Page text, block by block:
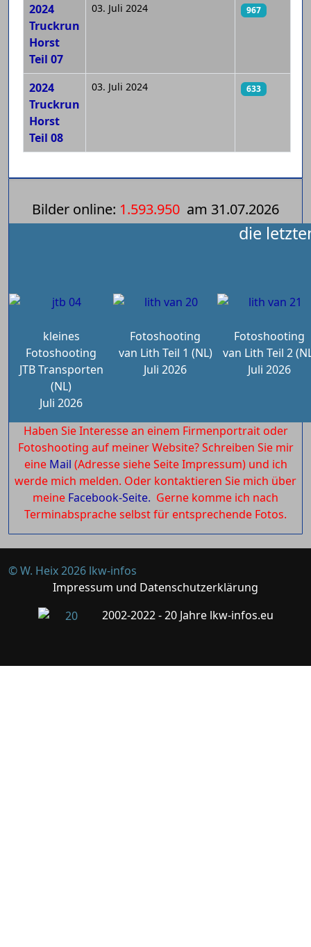
2024
Truckrun
Horst
Teil 07
03. Juli 2024 967
2024
Truckrun
Horst
Teil 08
03. Juli 2024 633
Bilder online: 1.593.950 am 31.07.2026
die
kleines
Fotoshooting
JTB Transporten
(NL)
Juli 2026
Fotoshooting
van Lith Teil 1 (NL)
Juli 2026
Fotoshooting
van Lith Teil 2
Juli 2026
Haben Sie Interesse an einem Firmenportrait oder
Fotoshooting auf meiner Website? Schreiben Sie mir
eine Mail (Adresse siehe Seite Impressum) und ich
werde mich melden. Oder kontaktieren Sie mich über
meine Facebook-Seite. Gerne komme ich nach
Terminabsprache selbst für entsprechende Fotos.
© W. Heix 2026 lkw-infos
Impressum und Datenschutzerklärung
2002-2022 - 20 Jahre lkw-infos.eu